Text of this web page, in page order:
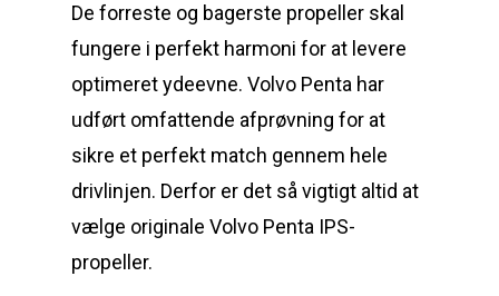
De forreste og bagerste propeller skal
fungere i perfekt harmoni for at levere
optimeret ydeevne. Volvo Penta har
udført omfattende afprøvning for at
sikre et perfekt match gennem hele
drivlinjen. Derfor er det så vigtigt altid at
vælge originale Volvo Penta IPS-
propeller.